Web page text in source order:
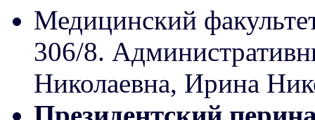
Медицинский
306/8.
Николаевна, Ирина